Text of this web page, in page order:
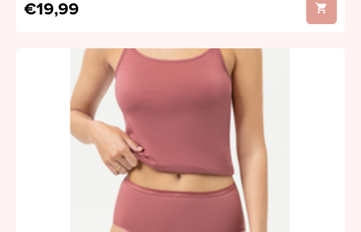
€19,99